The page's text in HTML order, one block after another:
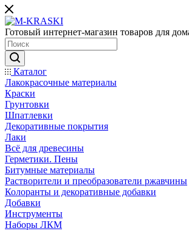
Готовый интернет-магазин товаров для
Каталог
Лакокрасочные материалы
Краски
Грунтовки
Шпатлевки
Декоративные покрытия
Лаки
Всё для древесины
Герметики. Пены
Битумные материалы
Растворители и преобразователи ржавчины
Колоранты и декоративные добавки
Добавки
Инструменты
Наборы ЛКМ